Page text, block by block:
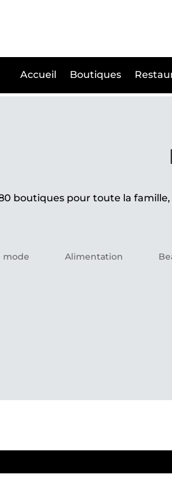
Accueil Boutiques
boutiques pour toute la
mode Alimentation